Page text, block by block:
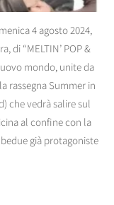
4 agosto 2024,
di “MELTIN’ POP &
mondo, unite da
rassegna Summer in
che vedrà salire sul
al confine con la
già protagoniste